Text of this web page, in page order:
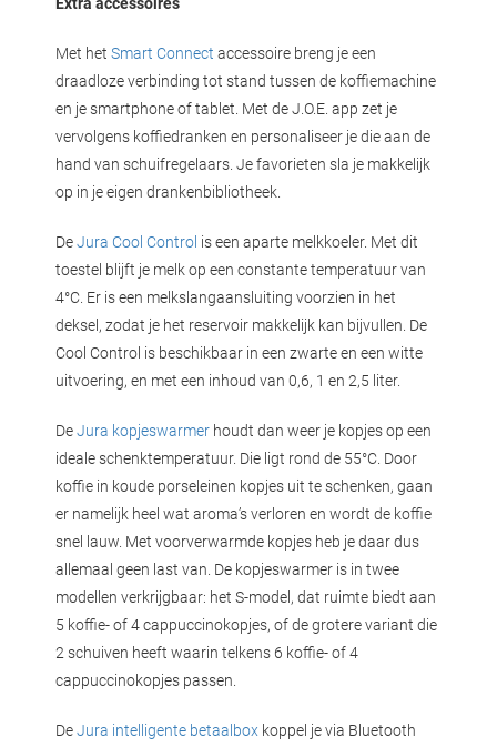
Met het Smart Connect accessoire breng je een
draadloze verbinding tot stand tussen de koffiemachine
en je smartphone of tablet. Met de J.O.E. app zet je
vervolgens koffiedranken en personaliseer je die aan de
hand van schuifregelaars. Je favorieten sla je makkelijk
op in je eigen drankenbibliotheek.
DeJura Cool Control is een aparte melkkoeler. Met dit
toestel blijft je melk op een constante temperatuur van
4°C. Er is een melkslangaansluiting voorzien in het
deksel, zodat je het reservoir makkelijk kan bijvullen. De
Cool Control is beschikbaar in een zwarte en een witte
uitvoering, en met een inhoud van 0,6, 1 en 2,5 liter.
DeJura kopjeswarmer houdt dan weer je kopjes op een
ideale schenktemperatuur. Die ligt rond de 55°C. Door
koffie in koude porseleinen kopjes uit te schenken, gaan
er namelijk heel wat aroma’s verloren en wordt de koffie
snel lauw. Met voorverwarmde kopjes heb je daar dus
allemaal geen last van. De kopjeswarmer is in twee
modellen verkrijgbaar: het S-model, dat ruimte biedt aan
5 koffie- of 4 cappuccinokopjes, of de grotere variant die
2 schuiven heeft waarin telkens 6 koffie- of 4
cappuccinokopjes passen.
DeJura intelligente betaalbox koppel je via Bluetooth